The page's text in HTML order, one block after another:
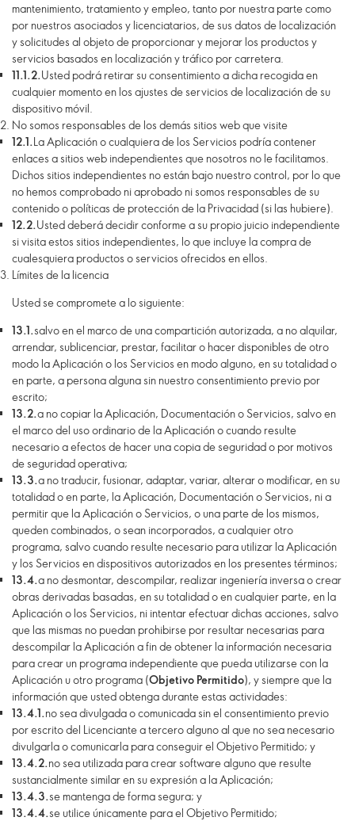
mantenimiento, tratamiento y empleo, tanto por nuestra parte como
por nuestros asociados y licenciatarios, de sus datos de localización
y solicitudes al objeto de proporcionar y mejorar los productos y
servicios basados en localización y tráfico por carretera.
11.1.2.Usted podrá retirar su consentimiento a dicha recogida en
cualquier momento en los ajustes de servicios de localización de su
dispositivo móvil.
No somos responsables de los demás sitios web que visite
12.1.La Aplicación o cualquiera de los Servicios podría contener
enlaces a sitios web independientes que nosotros no le facilitamos.
Dichos sitios independientes no están bajo nuestro control, por lo que
no hemos comprobado ni aprobado ni somos responsables de su
contenido o políticas de protección de la Privacidad (si las hubiere).
12.2.Usted deberá decidir conforme a su propio juicio independiente
si visita estos sitios independientes, lo que incluye la compra de
cualesquiera productos o servicios ofrecidos en ellos.
Límites de la licencia
Usted se compromete a lo siguiente:
13.1.salvo en el marco de una compartición autorizada, a no alquilar,
arrendar, sublicenciar, prestar, facilitar o hacer disponibles de otro
modo la Aplicación o los Servicios en modo alguno, en su totalidad o
en parte, a persona alguna sin nuestro consentimiento previo por
escrito;
13.2.a no copiar la Aplicación, Documentación o Servicios, salvo en
el marco del uso ordinario de la Aplicación o cuando resulte
necesario a efectos de hacer una copia de seguridad o por motivos
de seguridad operativa;
13.3.a no traducir, fusionar, adaptar, variar, alterar o modificar, en su
totalidad o en parte, la Aplicación, Documentación o Servicios, ni a
permitir que la Aplicación o Servicios, o una parte de los mismos,
queden combinados, o sean incorporados, a cualquier otro
programa, salvo cuando resulte necesario para utilizar la Aplicación
y los Servicios en dispositivos autorizados en los presentes términos;
13.4.a no desmontar, descompilar, realizar ingeniería inversa o crear
obras derivadas basadas, en su totalidad o en cualquier parte, en la
Aplicación o los Servicios, ni intentar efectuar dichas acciones, salvo
que las mismas no puedan prohibirse por resultar necesarias para
descompilar la Aplicación a fin de obtener la información necesaria
para crear un programa independiente que pueda utilizarse con la
Aplicación u otro programa (Objetivo Permitido), y siempre que la
información que usted obtenga durante estas actividades:
13.4.1.no sea divulgada o comunicada sin el consentimiento previo
por escrito del Licenciante a tercero alguno al que no sea necesario
divulgarla o comunicarla para conseguir el Objetivo Permitido; y
13.4.2.no sea utilizada para crear software alguno que resulte
sustancialmente similar en su expresión a la Aplicación;
13.4.3.se mantenga de forma segura; y
13.4.4.se utilice únicamente para el Objetivo Permitido;